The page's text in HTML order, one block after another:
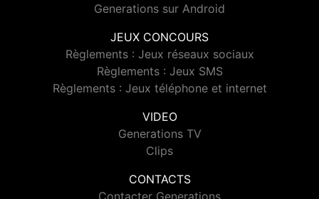
Generations sur Android
JEUX CONCOURS
Règlements : Jeux réseaux sociaux
Règlements : Jeux SMS
Règlements : Jeux téléphone et internet
VIDEO
Generations TV
Clips
CONTACTS